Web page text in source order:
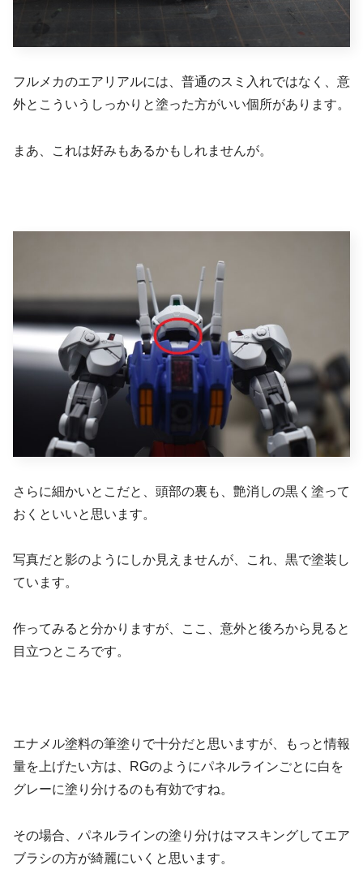
フルメカのエアリアルには、普通のスミ入れではなく、意
外とこういうしっかりと塗った方がいい個所があります。
まあ、これは好みもあるかもしれませんが。
さらに細かいとこだと、頭部の裏も、艶消しの黒く塗って
おくといいと思います。
写真だと影のようにしか見えませんが、これ、黒で塗装し
ています。
作ってみると分かりますが、ここ、意外と後ろから見ると
目立つところです。
エナメル塗料の筆塗りで十分だと思いますが、もっと情報
量を上げたい方は、RGのようにパネルラインごとに白を
グレーに塗り分けるのも有効ですね。
その場合、パネルラインの塗り分けはマスキングしてエア
ブラシの方が綺麗にいくと思います。